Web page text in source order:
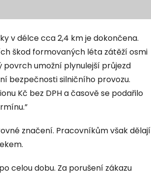
v délce cca 2,4 km je dokončena.
škod formovaných léta zátěží osmi
umožní plynulejší průjezd
bezpečnosti silničního provozu.
Kč bez DPH a časově se podařilo
značení. Pracovníkům však dělají
celou dobu. Za porušení zákazu